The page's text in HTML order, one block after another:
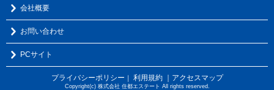
会社概要
お問い合わせ
PCサイト
プライバシーポリシー ｜ 利用規約 ｜アクセスマップ
Copyright(c) 株式会社 住都エステート All rights reserved.